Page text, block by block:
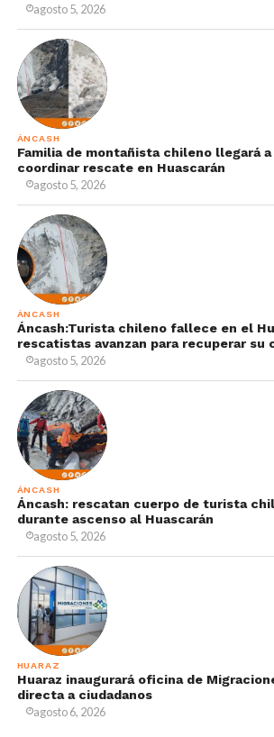
agosto 5, 2026
ÁNCASH
Familia de montañista chileno llegará a
coordinar rescate en Huascarán
agosto 5, 2026
ÁNCASH
Áncash:Turista chileno fallece en el
rescatistas avanzan para recuperar su
agosto 5, 2026
ÁNCASH
Áncash: rescatan cuerpo de turista
durante ascenso al Huascarán
agosto 5, 2026
HUARAZ
Huaraz inaugurará oficina de
directa a ciudadanos
agosto 6, 2026